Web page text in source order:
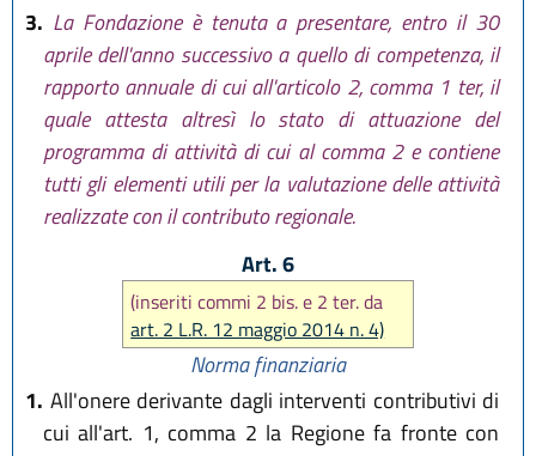
3. La Fondazione è tenuta a presentare, entro il 30
aprile dell'anno successivo a quello di competenza, il
rapporto annuale di cui all'articolo 2, comma 1 ter, il
quale attesta altresì lo stato di attuazione del
programma di attività di cui al comma 2 e contiene
tutti gli elementi utili per la valutazione delle attività
realizzate con il contributo regionale.
Art. 6
(inseriti commi 2 bis. e 2 ter. da
art. 2 L.R. 12 maggio 2014 n. 4)
Norma finanziaria
1. All'onere derivante dagli interventi contributivi di
cui all'art. 1, comma 2 la Regione fa fronte con